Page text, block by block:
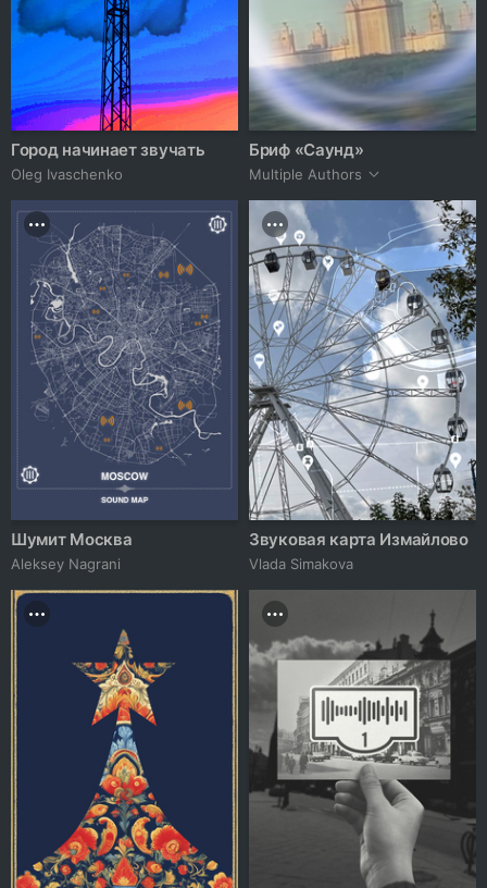
Город начинает звучать
Oleg Ivaschenko
Бриф «Саунд»
Multiple Authors
Шумит Москва
Aleksey Nagrani
Звуковая карта Измайлово
Vlada Simakova